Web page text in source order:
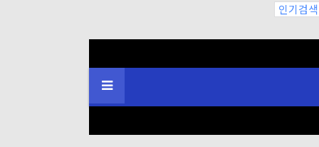
인기검